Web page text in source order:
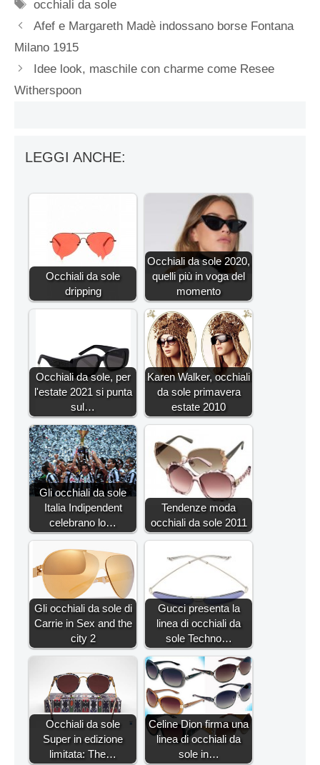
occhiali da sole
Afef e Margareth Madè indossano borse Fontana
Milano 1915
Idee look, maschile con charme come Resee
Witherspoon
LEGGI ANCHE:
Occhiali da sole
dripping
Occhiali da sole 2020,
quelli più in voga del
momento
Occhiali da sole, per
l'estate 2021 si punta
sul…
Karen Walker, occhiali
da sole primavera
estate 2010
Gli occhiali da sole
Italia Indipendent
celebrano lo…
Tendenze moda
occhiali da sole 2011
Gli occhiali da sole di
Carrie in Sex and the
city 2
Gucci presenta la
linea di occhiali da
sole Techno…
Occhiali da sole
Super in edizione
limitata: The…
Celine Dion firma una
linea di occhiali da
sole in…